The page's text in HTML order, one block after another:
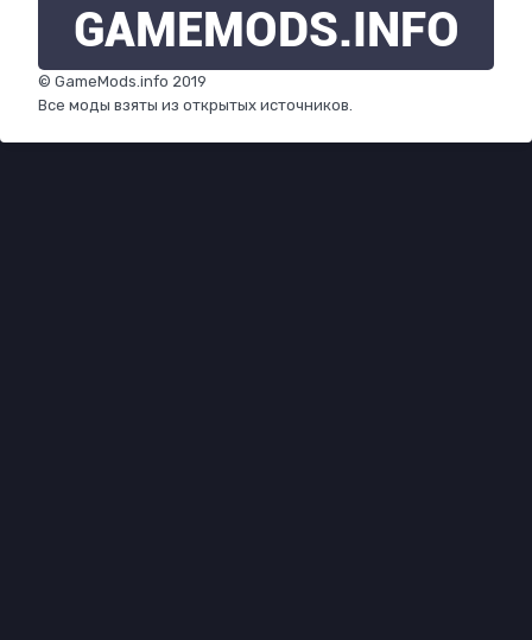
GAMEMODS.INFO
© GameMods.info 2019
Все моды взяты из открытых источников.